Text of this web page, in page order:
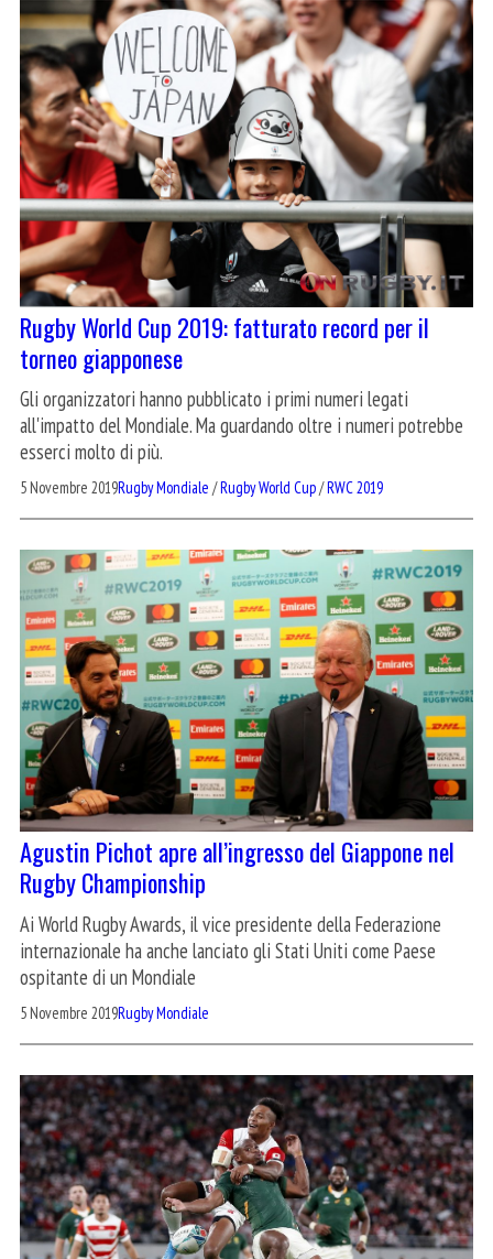
Rugby World Cup 2019: fatturato record per il
torneo giapponese
Gli organizzatori hanno pubblicato i primi numeri legati
all'impatto del Mondiale. Ma guardando oltre i numeri potrebbe
esserci molto di più.
5 Novembre 2019Rugby Mondiale /Rugby World Cup/RWC 2019
Agustin Pichot apre all’ingresso del Giappone nel
Rugby Championship
Ai World Rugby Awards, il vice presidente della Federazione
internazionale ha anche lanciato gli Stati Uniti come Paese
ospitante di un Mondiale
5 Novembre 2019Rugby Mondiale